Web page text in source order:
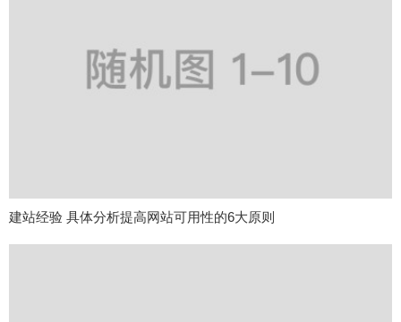
建站经验 具体分析提高网站可用性的6大原则